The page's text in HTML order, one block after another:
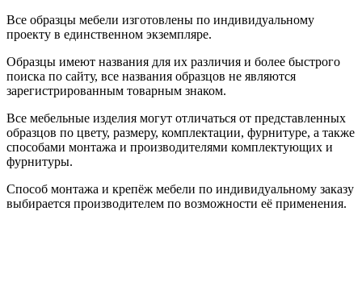
Все образцы мебели изготовлены по индивидуальному
проекту в единственном экземпляре.
Образцы имеют названия для их различия и более быстрого
поиска по сайту, все названия образцов не являются
зарегистрированным товарным знаком.
Все мебельные изделия могут отличаться от представленных
образцов по цвету, размеру, комплектации, фурнитуре, а также
способами монтажа и производителями комплектующих и
фурнитуры.
Способ монтажа и крепёж мебели по индивидуальному заказу
выбирается производителем по возможности её применения.